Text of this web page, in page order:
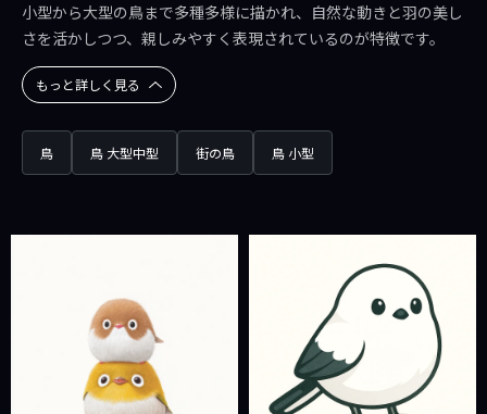
小型から大型の鳥まで多種多様に描かれ、自然な動きと羽の美し
さを活かしつつ、親しみやすく表現されているのが特徴です。
もっと詳しく見る
鳥 鳥 大型中型 街の鳥 鳥 小型